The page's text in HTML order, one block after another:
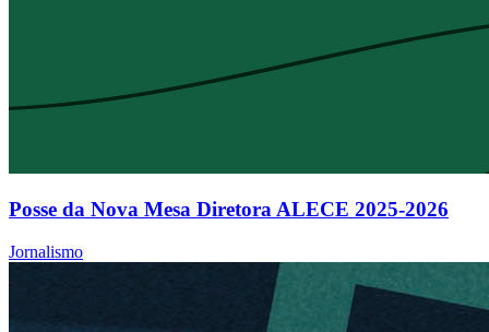
Posse da Nova Mesa Diretora ALECE 2025-2026
Jornalismo